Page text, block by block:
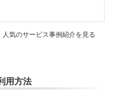
人気のサービス事例紹介を見る
用方法